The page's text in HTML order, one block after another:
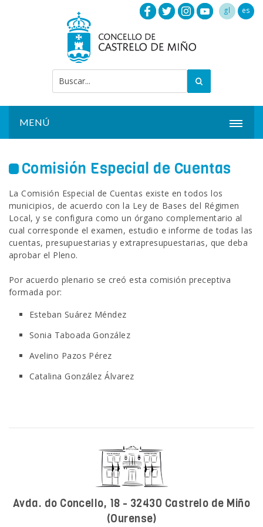
gl es
MENÚ
AYUNTAMIENTO
INSTALACIONES
SERVICIOS
SEDE ELECTRÓNICA
Comisión Especial de Cuentas
La Comisión Especial de Cuentas existe en todos los
municipios, de acuerdo con la Ley de Bases del Régimen
Local, y se configura como un órgano complementario al
cual corresponde el examen, estudio e informe de todas las
cuentas, presupuestarias y extrapresupuestarias, que deba
aprobar el Pleno.
Por acuerdo plenario se creó esta comisión preceptiva
formada por:
Esteban Suárez Méndez
Sonia Taboada González
Avelino Pazos Pérez
Catalina González Álvarez
Avda. do Concello, 18 - 32430 Castrelo de Miño
(Ourense)